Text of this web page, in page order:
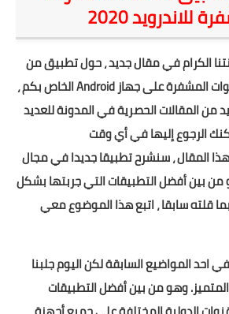
خلفيات
للاندرويد 2020
الكرام في مقال جديد ، حول تطبيق من
المشفرة
على جهاز Android الخاص بكم ،
من المقالات الحصرية في المدونة للعديد
الرجوع إليها في أي وقت
المقال ، سنشرح تطبيقا جديدا في مجال
بين أفضل التطبيقات التي جربتها بشكل
قلته سابقا ، اتبع هذا الموضوع معي
المواضيع السابقة لكن اليوم جلبنا
وهو من بين أفضل التطبيقات